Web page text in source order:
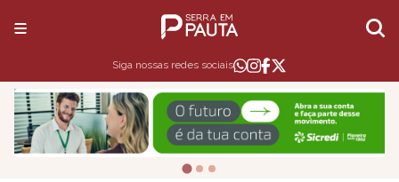
Siga nossas redes sociais